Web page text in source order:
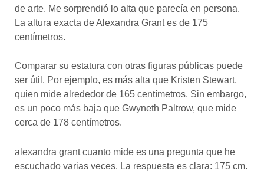
de arte. Me sorprendió lo alta que parecía en persona.
La altura exacta de Alexandra Grant es de 175
centímetros.
Comparar su estatura con otras figuras públicas puede
ser útil. Por ejemplo, es más alta que Kristen Stewart,
quien mide alrededor de 165 centímetros. Sin embargo,
es un poco más baja que Gwyneth Paltrow, que mide
cerca de 178 centímetros.
alexandra grant cuanto mide es una pregunta que he
escuchado varias veces. La respuesta es clara: 175 cm.